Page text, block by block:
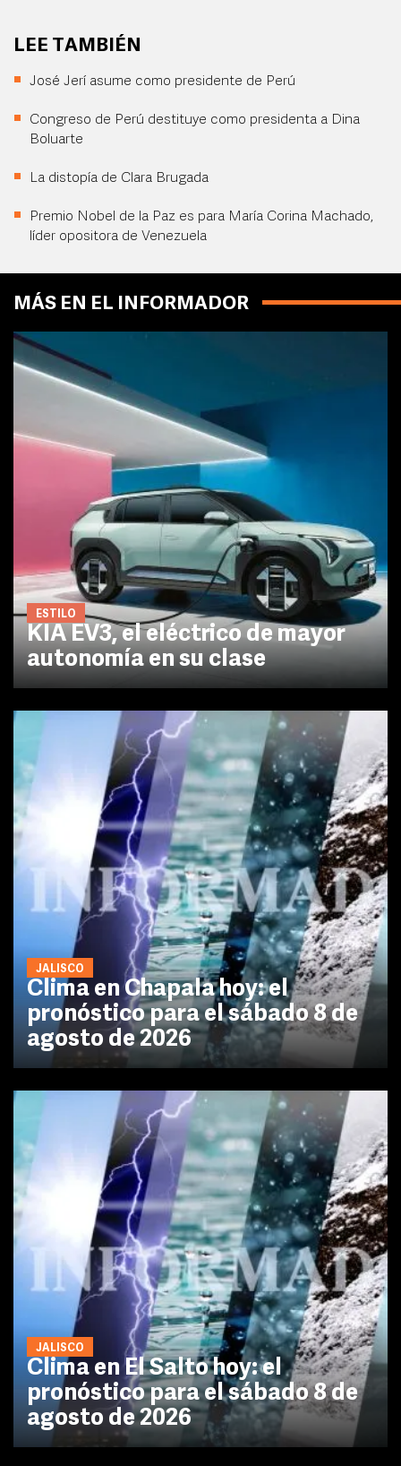
LEE TAMBIÉN
José Jerí asume como presidente de Perú
Congreso de Perú destituye como presidenta a Dina
Boluarte
La distopía de Clara Brugada
Premio Nobel de la Paz es para María Corina Machado,
líder opositora de Venezuela
MÁS EN EL INFORMADOR
ESTILO
KIA EV3, el eléctrico de mayor
autonomía en su clase
JALISCO
Clima en Chapala hoy: el
pronóstico para el sábado 8 de
agosto de 2026
JALISCO
Clima en El Salto hoy: el
pronóstico para el sábado 8 de
agosto de 2026